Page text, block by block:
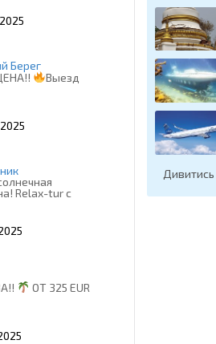
Берег
Выезд
Relax-tur с
ОТ 325 EUR
Дивитись